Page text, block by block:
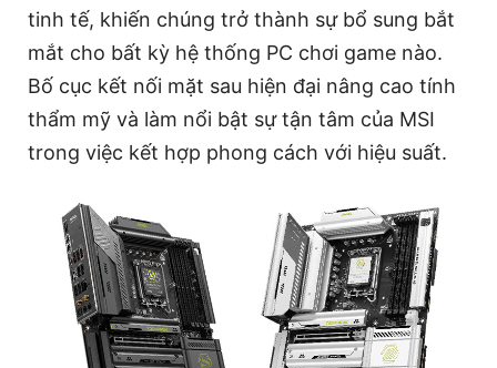
tinh tế, khiến chúng trở thành sự bổ sung bắt
mắt cho bất kỳ hệ thống PC chơi game nào.
Bố cục kết nối mặt sau hiện đại nâng cao tính
thẩm mỹ và làm nổi bật sự tận tâm của MSI
trong việc kết hợp phong cách với hiệu suất.